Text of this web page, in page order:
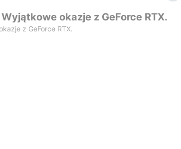
okazje z GeForce RTX.
z GeForce RTX.